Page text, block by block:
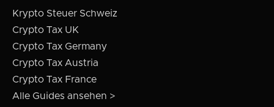
Krypto Steuer Schweiz
Crypto Tax UK
Crypto Tax Germany
Crypto Tax Austria
Crypto Tax France
Alle Guides ansehen >